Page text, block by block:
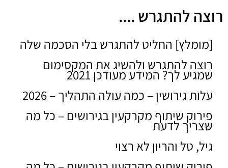
רוצה להתגרש ....
[מומלץ] החליט להתגרש בלי הסכמה שלה
רוצה להתגרש ולהשיג את המקסימום
שמגיע לך? המידע מעודכן 2021
עלות גירושין – כמה עולה התהליך – 2026
פירוק שיתוף מקרקעין בגירושים – כל מה
שצריך לדעת
גיל, טל והריון לא רצוי